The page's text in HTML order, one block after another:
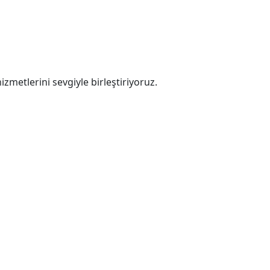
sevgiyle birleştiriyoruz.